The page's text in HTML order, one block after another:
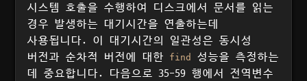
시스템 호출을 수행하여 디스크에서 문서를 읽는
경우 발생하는 대기시간을 연출하는데
사용됩니다. 이 대기시간의 일관성은 동시성
버전과 순차적 버전에 대한
find
성능을 측정하는
데 중요합니다. 다음으로 35-59 행에서 전역변수